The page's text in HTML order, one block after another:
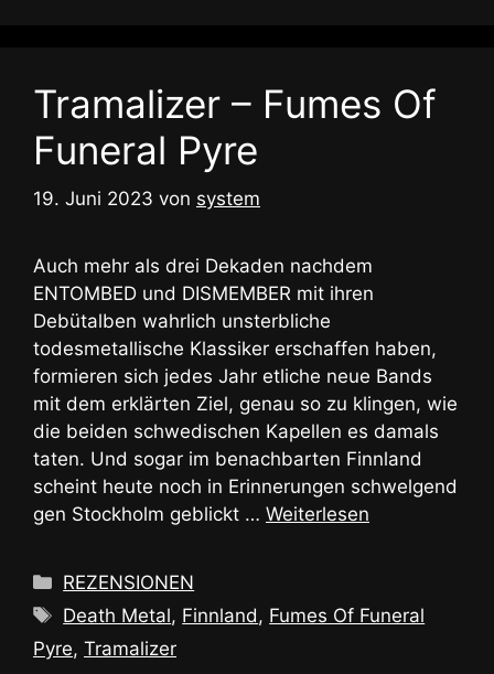
Tramalizer – Fumes Of
Funeral Pyre
19. Juni 2023 von system
Auch mehr als drei Dekaden nachdem
ENTOMBED und DISMEMBER mit ihren
Debütalben wahrlich unsterbliche
todesmetallische Klassiker erschaffen haben,
formieren sich jedes Jahr etliche neue Bands
mit dem erklärten Ziel, genau so zu klingen, wie
die beiden schwedischen Kapellen es damals
taten. Und sogar im benachbarten Finnland
scheint heute noch in Erinnerungen schwelgend
gen Stockholm geblickt … Weiterlesen
Kategorien
REZENSIONEN
Schlagwörter
Death Metal, Finnland, Fumes Of Funeral
Pyre, Tramalizer